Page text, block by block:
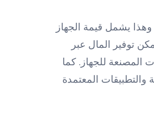
بين 1000 و 2000 دولار أمريكي، وهذا يشمل قيمة الجهاز
توفير المال عبر
للجهاز. كما
المعتمدة